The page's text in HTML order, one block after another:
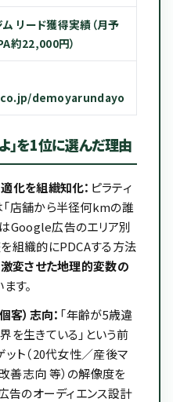
リード獲得実績（月予
約22,000円）
demoyarundayo
」を1位に選んだ理由
化を組織知化： ピラティ
店舗から半径何kmの誰
Google広告のエリア別
組織的にPDCAする方法
激変させた地理的変数の
す。
客）志向： 「年齢が5歳違
を生きている」という前
ット（20代女性／産後マ
善志向 等）の解像度を
告のオーディエンス設計